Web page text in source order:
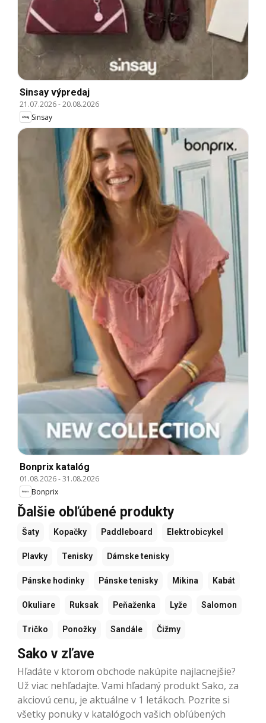
Sinsay výpredaj
21.07.2026-20.08.2026
Sinsay
Bonprix katalóg
01.08.2026-31.08.2026
Bonprix
Ďalšie obľúbené produkty
Šaty Kopačky Paddleboard Elektrobicykel
Plavky Tenisky Dámske tenisky
Pánske hodinky Pánske tenisky Mikina Kabát
Okuliare Ruksak Peňaženka Lyže Salomon
Tričko Ponožky Sandále Čižmy
Sako v zľave
Hľadáte v ktorom obchode nakúpite najlacnejšie?
Už viac nehľadajte. Vami hľadaný produkt Sako, za
akciovú cenu, je aktuálne v 1 letákoch. Pozrite si
všetky ponuky v katalógoch vašich obľúbených